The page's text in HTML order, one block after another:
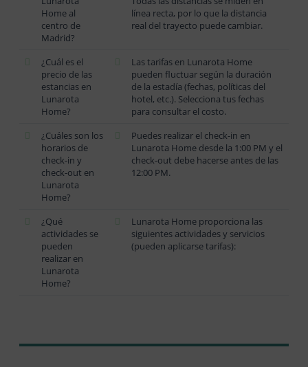
Home al
centro de
Madrid?
línea recta, por lo que la distancia
real del trayecto puede cambiar.
¿Cuál es el
precio de las
estancias en
Lunarota
Home?
Las tarifas en Lunarota Home
pueden fluctuar según la duración
de la estadía (fechas, políticas del
hotel, etc.). Selecciona tus fechas
para consultar el costo.
¿Cuáles son los
horarios de
check-in y
check-out en
Lunarota
Home?
Puedes realizar el check-in en
Lunarota Home desde la 1:00 PM y el
check-out debe hacerse antes de las
12:00 PM.
¿Qué
actividades se
pueden
realizar en
Lunarota
Home?
Lunarota Home proporciona las
siguientes actividades y servicios
(pueden aplicarse tarifas):